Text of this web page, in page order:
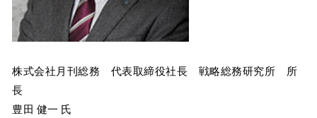
株式会社月刊総務 代表取締役社長 戦略総務研究所 所
長
豊田 健一 氏